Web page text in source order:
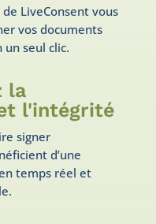
LiveConsent vous
vos documents
seul clic.
la
l'intégrité
signer
d’une
temps réel et